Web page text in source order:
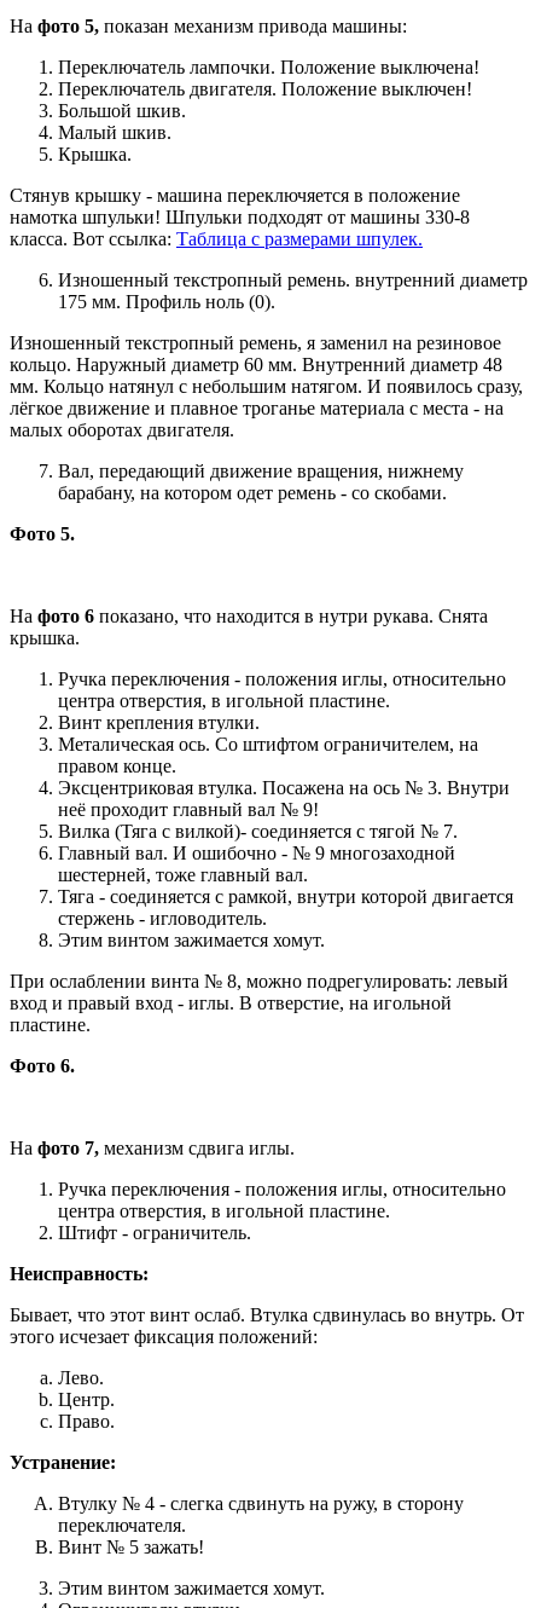
На фото 5, показан механизм привода машины:
Переключатель лампочки. Положение выключена!
Переключатель двигателя. Положение выключен!
Большой шкив.
Малый шкив.
Крышка.
Стянув крышку - машина переключяется в положение
намотка шпульки! Шпульки подходят от машины 330-8
класса. Вот ссылка: Таблица с размерами шпулек.
Изношенный текстропный ремень. внутренний диаметр
175 мм. Профиль ноль (0).
Изношенный текстропный ремень, я заменил на резиновое
кольцо. Наружный диаметр 60 мм. Внутренний диаметр 48
мм. Кольцо натянул с небольшим натягом. И появилось сразу,
лёгкое движение и плавное троганье материала с места - на
малых оборотах двигателя.
Вал, передающий движение вращения, нижнему
барабану, на котором одет ремень - со скобами.
Фото 5.
На фото 6 показано, что находится в нутри рукава. Снята
крышка.
Ручка переключения - положения иглы, относительно
центра отверстия, в игольной пластине.
Винт крепления втулки.
Металическая ось. Со штифтом ограничителем, на
правом конце.
Эксцентриковая втулка. Посажена на ось № 3. Внутри
неё проходит главный вал № 9!
Вилка (Тяга с вилкой)- соединяется с тягой № 7.
Главный вал. И ошибочно - № 9 многозаходной
шестерней, тоже главный вал.
Тяга - соединяется с рамкой, внутри которой двигается
стержень - игловодитель.
Этим винтом зажимается хомут.
При ослаблении винта № 8, можно подрегулировать: левый
вход и правый вход - иглы. В отверстие, на игольной
пластине.
Фото 6.
На фото 7, механизм сдвига иглы.
Ручка переключения - положения иглы, относительно
центра отверстия, в игольной пластине.
Штифт - ограничитель.
Неисправность:
Бывает, что этот винт ослаб. Втулка сдвинулась во внутрь. От
этого исчезает фиксация положений:
Лево.
Центр.
Право.
Устранение:
Втулку № 4 - слегка сдвинуть на ружу, в сторону
переключателя.
Винт № 5 зажать!
Этим винтом зажимается хомут.